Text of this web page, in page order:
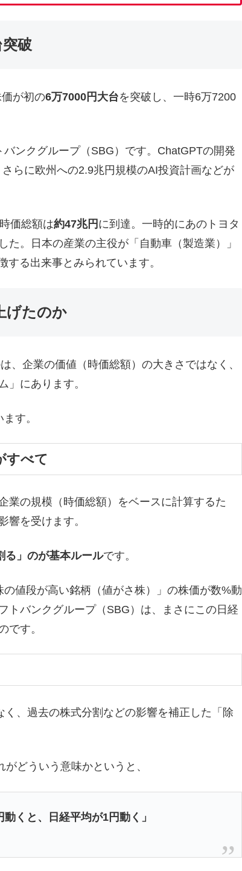
突破
が初の6万7000円大台を突破し、一時6万7200
ンクグループ（SBG）です。ChatGPTの開発
らに欧州への2.9兆円規模のAI投資計画などが
価総額は約47兆円 に到達。一時的にあのトヨタ
。日本の産業の主役が「自動車（製造業）」
る出来事とみられています。
げたのか
企業の価値（時価総額）の大きさではなく、
」にあります。
す。
すべて
の規模（時価総額）をベースに計算するた
響を受けます。
る」のが基本ルールです。
値段が高い銘柄（値がさ株）」の株価が数%動
トバンクグループ（SBG）は、まさにこの日経
です。
、過去の株式分割などの影響を補正した「除
がどういう意味かというと、
くと、日経平均が1円動く」